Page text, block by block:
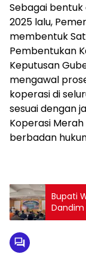
Sebagai bentuk
2025 lalu,
membentuk
Pembentukan
Keputusan
mengawal
koperasi di
sesuai dengan
Koperasi
berbadan
Bupati
Dandim